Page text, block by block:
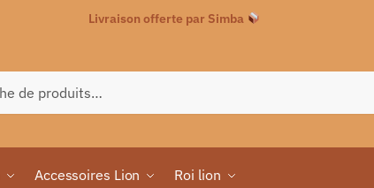
Livraison offerte par Simba
Accessoires Lion Roi lion